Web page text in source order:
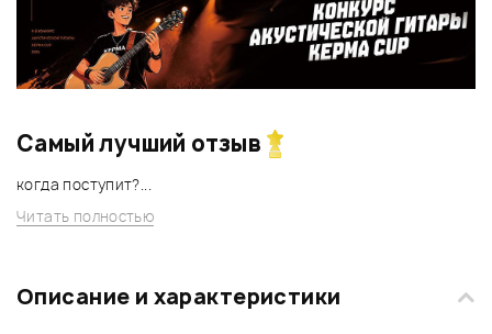
Самый лучший отзыв
когда поступит?...
Читать полностью
Описание и характеристики